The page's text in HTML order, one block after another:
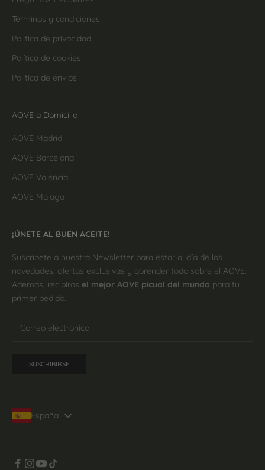
Términos y condiciones
Política de privacidad
Política de cookies
Política de envíos
AOVE a Domicilio
AOVE Madrid
AOVE Barcelona
AOVE Valencia
AOVE Málaga
¡ÚNETE AL BUEN ACEITE!
Suscríbete a nuestra Newsletter para estar al día de las
novedades, ofertas exclusivas y aprender todo sobre el AOVE.
Además, recibirás el mejor AOVE picual del mundo para tu
primer pedido.
SUSCRIBIRSE
España